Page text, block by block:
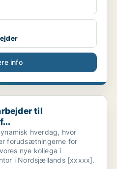
info
[xxxxx]direktørens f...
til
hverdag, hvor
forudsætningerne for
nye kollega i
i Nordsjællands [xxxxx].